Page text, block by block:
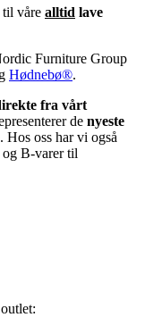
våre alltid lave
Furniture Group
Hødnebø®.
fra vårt
de nyeste
Hos oss har vi også
og B-varer til